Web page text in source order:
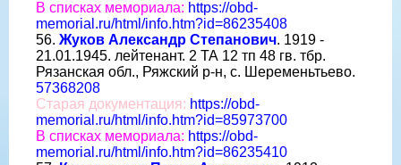
В списках мемориала: https://obd-
memorial.ru/html/info.htm?id=86235408
56. Жуков Александр Степанович. 1919 -
21.01.1945. лейтенант. 2 ТА 12 тп 48 гв. тбр.
Рязанская обл., Ряжский р-н, с. Шеременьтьево.
57368208
Старая документация: https://obd-
memorial.ru/html/info.htm?id=85973700
В списках мемориала: https://obd-
memorial.ru/html/info.htm?id=86235410